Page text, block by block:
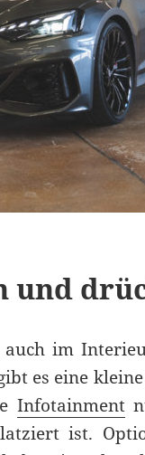
und
im
es eine
Infotainment
ist.